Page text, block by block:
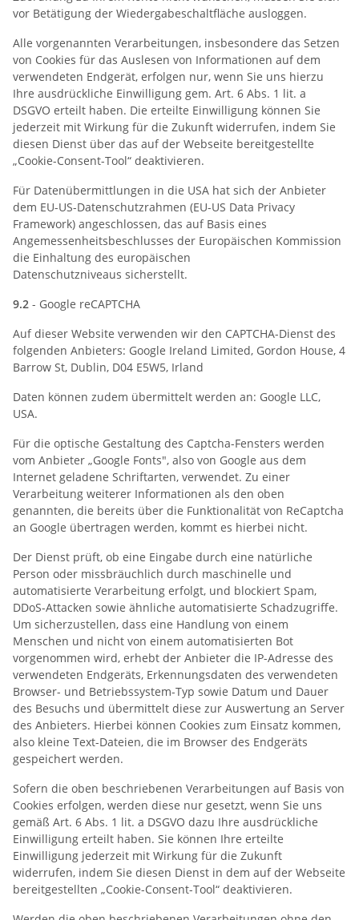
vor Betätigung der Wiedergabeschaltfläche ausloggen.
Alle vorgenannten Verarbeitungen, insbesondere das Setzen
von Cookies für das Auslesen von Informationen auf dem
verwendeten Endgerät, erfolgen nur, wenn Sie uns hierzu
Ihre ausdrückliche Einwilligung gem. Art. 6 Abs. 1 lit. a
DSGVO erteilt haben. Die erteilte Einwilligung können Sie
jederzeit mit Wirkung für die Zukunft widerrufen, indem Sie
diesen Dienst über das auf der Webseite bereitgestellte
„Cookie-Consent-Tool“ deaktivieren.
Für Datenübermittlungen in die USA hat sich der Anbieter
dem EU-US-Datenschutzrahmen (EU-US Data Privacy
Framework) angeschlossen, das auf Basis eines
Angemessenheitsbeschlusses der Europäischen Kommission
die Einhaltung des europäischen
Datenschutzniveaus sicherstellt.
9.2 - Google reCAPTCHA
Auf dieser Website verwenden wir den CAPTCHA-Dienst des
folgenden Anbieters: Google Ireland Limited, Gordon House, 4
Barrow St, Dublin, D04 E5W5, Irland
Daten können zudem übermittelt werden an: Google LLC,
USA.
Für die optische Gestaltung des Captcha-Fensters werden
vom Anbieter „Google Fonts", also von Google aus dem
Internet geladene Schriftarten, verwendet. Zu einer
Verarbeitung weiterer Informationen als den oben
genannten, die bereits über die Funktionalität von ReCaptcha
an Google übertragen werden, kommt es hierbei nicht.
Der Dienst prüft, ob eine Eingabe durch eine natürliche
Person oder missbräuchlich durch maschinelle und
automatisierte Verarbeitung erfolgt, und blockiert Spam,
DDoS-Attacken sowie ähnliche automatisierte Schadzugriffe.
Um sicherzustellen, dass eine Handlung von einem
Menschen und nicht von einem automatisierten Bot
vorgenommen wird, erhebt der Anbieter die IP-Adresse des
verwendeten Endgeräts, Erkennungsdaten des verwendeten
Browser- und Betriebssystem-Typ sowie Datum und Dauer
des Besuchs und übermittelt diese zur Auswertung an Server
des Anbieters. Hierbei können Cookies zum Einsatz kommen,
also kleine Text-Dateien, die im Browser des Endgeräts
gespeichert werden.
Sofern die oben beschriebenen Verarbeitungen auf Basis von
Cookies erfolgen, werden diese nur gesetzt, wenn Sie uns
gemäß Art. 6 Abs. 1 lit. a DSGVO dazu Ihre ausdrückliche
Einwilligung erteilt haben. Sie können Ihre erteilte
Einwilligung jederzeit mit Wirkung für die Zukunft
widerrufen, indem Sie diesen Dienst in dem auf der Webseite
bereitgestellten „Cookie-Consent-Tool“ deaktivieren.